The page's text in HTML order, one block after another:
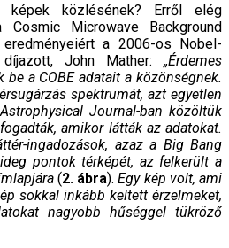
közlésének? Erről elég
Microwave Background
a 2006-os Nobel-
John Mather: „Érdemes
a COBE adatait a közönségnek.
spektrumát, azt egyetlen
Journal-ban közöltük
amikor látták az adatokat.
ingadozások, azaz a Big Bang
pontok térképét, az felkerült a
(2. ábra).Egy kép volt, ami
sokkal inkább keltett érzelmeket,
nagyobb hűséggel tükröző